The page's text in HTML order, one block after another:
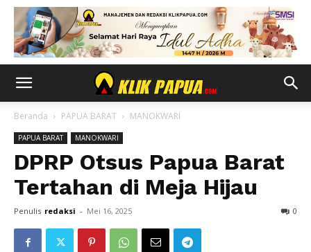
Beranda PAPUA BARAT MANOKWARI
PAPUA BARAT MANOKWARI
DPRP Otsus Papua Barat
Tertahan di Meja Hijau
Penulis redaksi - Mei 16, 2025 0